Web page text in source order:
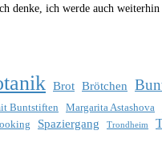
denke, ich werde auch
Brot Brötchen
Buntstiften Margarita Astashova
Spaziergang Trondheim